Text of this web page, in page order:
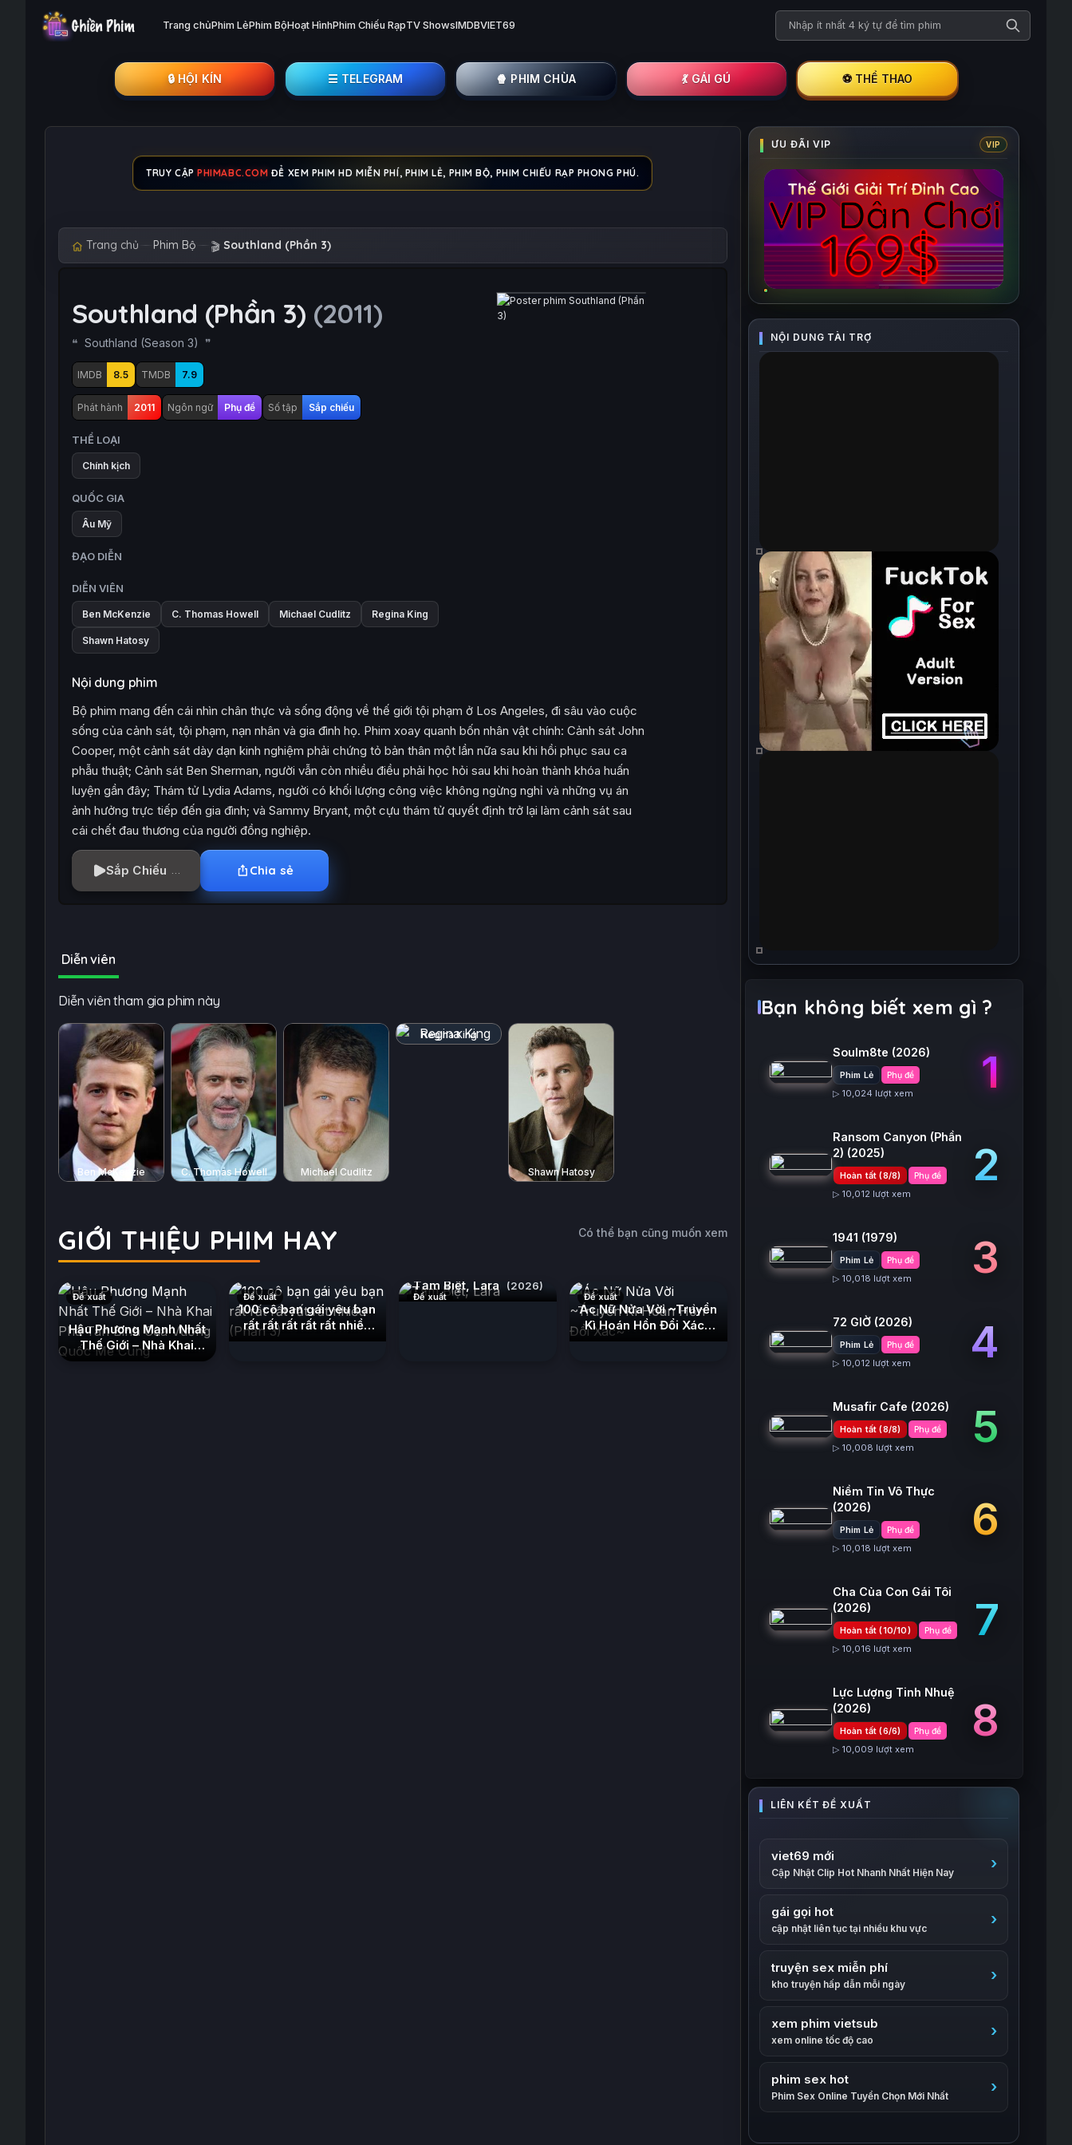
Trang chủPhim LẻPhim BộHoạt HìnhPhim Chiếu RạpTV ShowsIMDBVIET69 Tìm kiếm phim
🔒︎ HỘI KÍN ☰ TELEGRAM 🍿 PHIM CHÙA 💃 GÁI GÚ ⚽ THỂ THAO
TRUY CẬPPHIMABC.COM ĐỂ XEM PHIM HD MIỄN PHÍ, PHIM LẺ, PHIM BỘ, PHIM CHIẾU RẠP PHONG PHÚ.
Trang chủ Phim Bộ 🎬 Southland (Phần 3)
Southland (Phần 3) (2011)
Southland (Season 3)
IMDB 8.5 TMDB 7.9
Phát hành 2011 Ngôn ngữ Phụ đề Số tập Sắp chiếu
THỂ LOẠI
Chính kịch
QUỐC GIA
Âu Mỹ
ĐẠO DIỄN
DIỄN VIÊN
Ben McKenzie C. Thomas Howell Michael Cudlitz Regina King
Shawn Hatosy
Nội dung phim
Bộ phim mang đến cái nhìn chân thực và sống động về thế giới tội phạm ở Los Angeles, đi sâu vào cuộc
sống của cảnh sát, tội phạm, nạn nhân và gia đình họ. Phim xoay quanh bốn nhân vật chính: Cảnh sát John
Cooper, một cảnh sát dày dạn kinh nghiệm phải chứng tỏ bản thân một lần nữa sau khi hồi phục sau ca
phẫu thuật; Cảnh sát Ben Sherman, người vẫn còn nhiều điều phải học hỏi sau khi hoàn thành khóa huấn
luyện gần đây; Thám tử Lydia Adams, người có khối lượng công việc không ngừng nghỉ và những vụ án
ảnh hưởng trực tiếp đến gia đình; và Sammy Bryant, một cựu thám tử quyết định trở lại làm cảnh sát sau
cái chết đau thương của người đồng nghiệp.
Sắp Chiếu Chia sẻ
Diễn viên
Diễn viên tham gia phim này
Ben McKenzie C. Thomas Howell Michael Cudlitz
Regina King
Shawn Hatosy
GIỚI THIỆU PHIM HAY Có thể bạn cũng muốn xem
Đề xuất
Hậu Phương Mạnh Nhất
Thế Giới – Nhà Khai
Phá Tân Binh Của
Đề xuất
100 cô bạn gái yêu bạn
rất rất rất rất rất nhiều
(Phần 3) (2023)
Đề xuất
Tạm Biệt, Lara (2026)
Đề xuất
Ác Nữ Nửa Vời ~Truyền
Kì Hoán Hồn Đổi Xác~
(2026)
Bạn không biết xem gì ?
Soulm8te (2026)
Phim Lẻ Phụ đề
▷ 10,024 lượt xem 1
Ransom Canyon (Phần
2) (2025)
Hoàn tất (8/8) Phụ đề
▷ 10,012 lượt xem
2
1941 (1979)
Phim Lẻ Phụ đề
▷ 10,018 lượt xem 3
72 GIỜ (2026)
Phim Lẻ Phụ đề
▷ 10,012 lượt xem 4
Musafir Cafe (2026)
Hoàn tất (8/8) Phụ đề
▷ 10,008 lượt xem 5
Niềm Tin Vô Thực
(2026)
Phim Lẻ Phụ đề
▷ 10,018 lượt xem
6
Cha Của Con Gái Tôi
(2026)
Hoàn tất (10/10) Phụ đề
▷ 10,016 lượt xem
7
Lực Lượng Tinh Nhuệ
(2026)
Hoàn tất (6/6) Phụ đề
▷ 10,009 lượt xem
8
viet69 mới
Cập Nhật Clip Hot Nhanh Nhất Hiện Nay
gái gọi hot
cập nhật liên tục tại nhiều khu vực
truyện sex miễn phí
kho truyện hấp dẫn mỗi ngày
xem phim vietsub
xem online tốc độ cao
phim sex hot
Phim Sex Online Tuyển Chọn Mới Nhất